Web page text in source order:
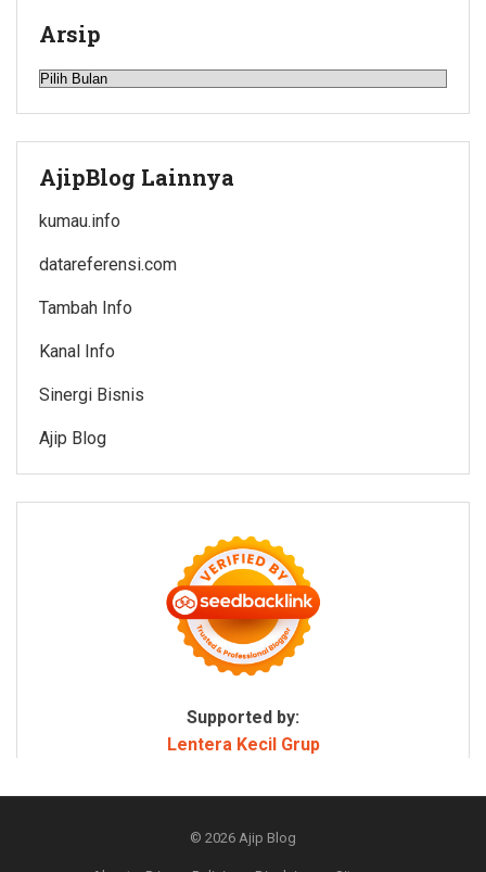
Arsip
Arsip
AjipBlog Lainnya
kumau.info
datareferensi.com
Tambah Info
Kanal Info
Sinergi Bisnis
Ajip Blog
Supported by:
Lentera Kecil Grup
© 2026 Ajip Blog